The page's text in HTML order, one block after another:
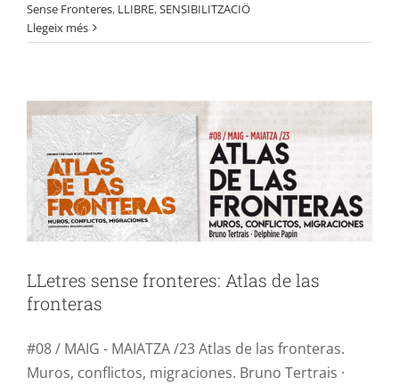
Sense Fronteres, LLIBRE,SENSIBILITZACIÖ
Llegeix més
LLetres sense fronteres: Atlas de las
fronteras
LLetres sense fronteres: Atlas de las
fronteras
#08 / MAIG - MAIATZA /23 Atlas de las fronteras.
Muros, conflictos, migraciones. Bruno Tertrais ·